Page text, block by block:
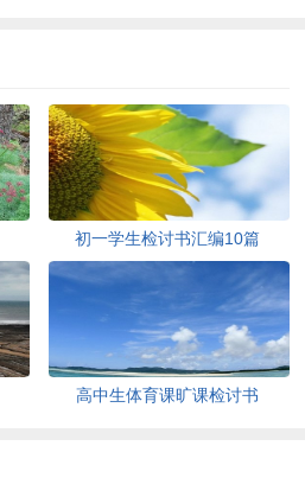
初一学生检讨书汇编10篇
高中生体育课旷课检讨书